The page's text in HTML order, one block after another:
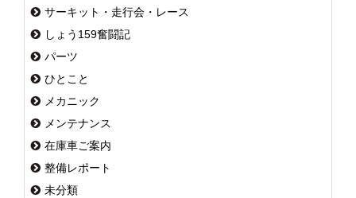
サーキット・走行会・レース
しょう159奮闘記
パーツ
ひとこと
メカニック
メンテナンス
在庫車ご案内
整備レポート
未分類